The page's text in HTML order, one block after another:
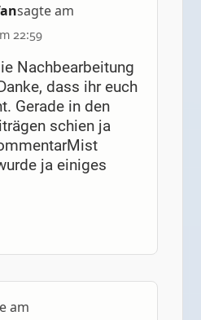
sagte am
22:59
Nachbearbeitung
dass ihr euch
Gerade in den
schien ja
ja einiges
am